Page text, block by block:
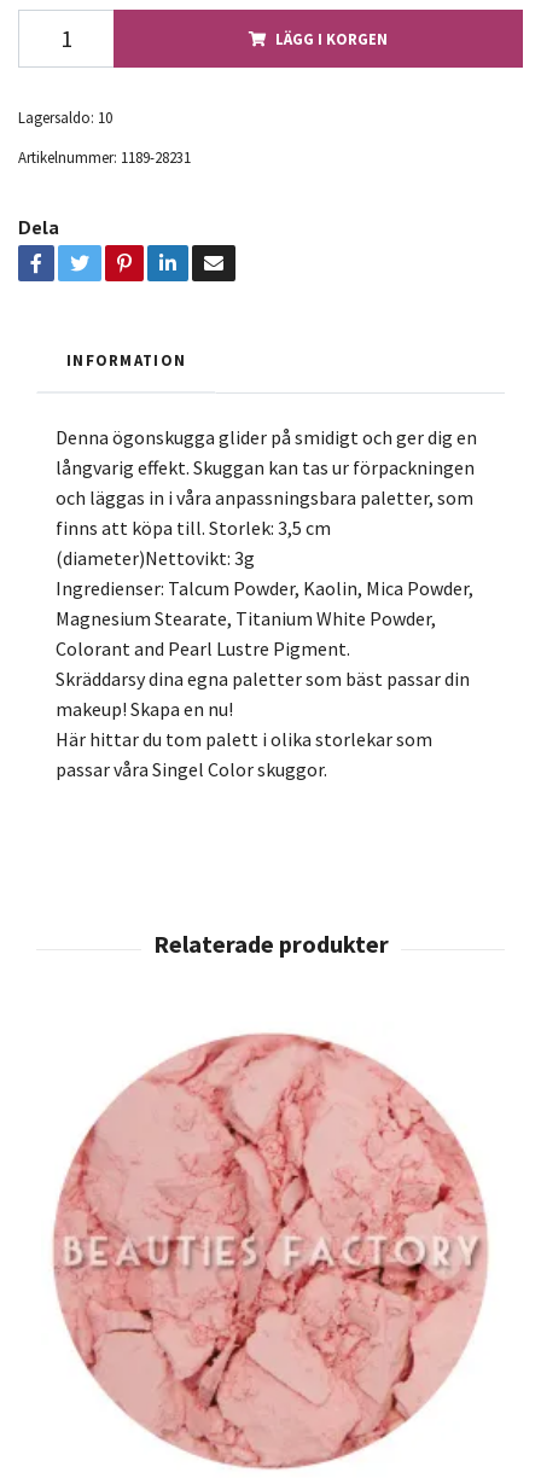
LÄGG I KORGEN
Lagersaldo: 10
Artikelnummer: 1189-28231
Dela
INFORMATION
Denna ögonskugga glider på smidigt och ger dig en
långvarig effekt. Skuggan kan tas ur förpackningen
och läggas in i våra anpassningsbara paletter, som
finns att köpa till. Storlek: 3,5 cm
(diameter)Nettovikt: 3g
Ingredienser: Talcum Powder, Kaolin, Mica Powder,
Magnesium Stearate, Titanium White Powder,
Colorant and Pearl Lustre Pigment.
Skräddarsy dina egna paletter som bäst passar din
makeup! Skapa en nu!
Här hittar du tom palett i olika storlekar som
passar våra Singel Color skuggor.